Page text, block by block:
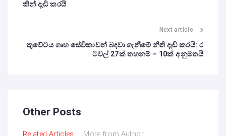
කින් දැඩි කරයි
Next article
කුවේටය ගෘහ සේවිකාවන් බඳවා ගැනීමේ නීති දැඩි කරයි: ර
ටවල් 27ක් තහනම් – 10ක් අනුමතයි
Other Posts
Related Articles More from Author